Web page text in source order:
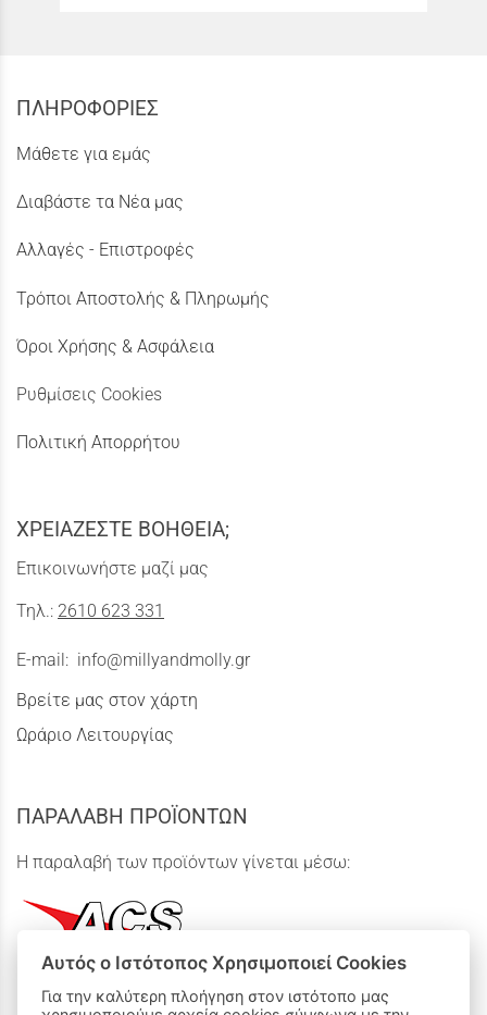
ΠΛΗΡΟΦΟΡΙΕΣ
Μάθετε για εμάς
Διαβάστε τα Νέα μας
Αλλαγές - Επιστροφές
Τρόποι Αποστολής & Πληρωμής
Όροι Χρήσης & Ασφάλεια
Ρυθμίσεις Cookies
Πολιτική Απορρήτου
ΧΡΕΙΑΖΕΣΤΕ ΒΟΗΘΕΙΑ;
Επικοινωνήστε μαζί μας
Τηλ.: 2610 623 331
E-mail: info@millyandmolly.gr
Βρείτε μας στον χάρτη
Ωράριο Λειτουργίας
ΠΑΡΑΛΑΒΗ ΠΡΟΪΟΝΤΩΝ
Η παραλαβή των προϊόντων γίνεται μέσω:
Αυτός ο Ιστότοπος Χρησιμοποιεί Cookies
Για την καλύτερη πλοήγηση στον ιστότοπο μας